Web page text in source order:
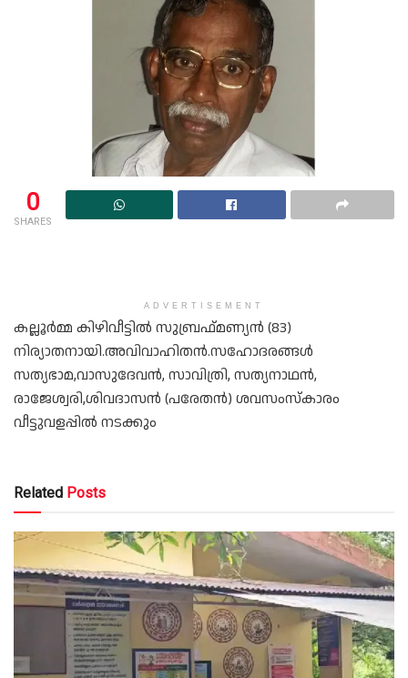
0
SHARES
ADVERTISEMENT
കല്ലൂർമ്മ കിഴിവീട്ടിൽ സുബ്രഫ്മണ്യൻ (83)
നിര്യാതനായി.അവിവാഹിതൻ.സഹാേദരങ്ങൾ
സത്യഭാമ,വാസുദേവൻ, സാവിത്രി, സത്യനാഥൻ,
രാജേശ്വരി,ശിവദാസൻ (പരേതൻ) ശവസംസ്കാരം
വീട്ടുവളപ്പിൽ നടക്കും
Related Posts